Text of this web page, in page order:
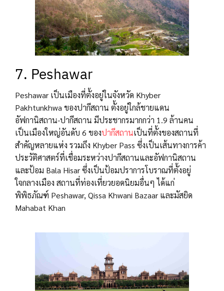
7. Peshawar
Peshawar เป็นเมืองที่ตั้งอยู่ในจังหวัด Khyber
Pakhtunkhwa ของปากีสถาน ตั้งอยู่ใกล้ชายแดน
อัฟกานิสถาน-ปากีสถาน มีประชากรมากกว่า 1.9 ล้านคน
เป็นเมืองใหญ่อันดับ 6 ของปากีสถานเป็นที่ตั้งของสถานที่
สำคัญหลายแห่ง รวมถึง Khyber Pass ซึ่งเป็นเส้นทางการค้า
ประวัติศาสตร์ที่เชื่อมระหว่างปากีสถานและอัฟกานิสถาน
และป้อม Bala Hisar ซึ่งเป็นป้อมปราการโบราณที่ตั้งอยู่
ใจกลางเมือง สถานที่ท่องเที่ยวยอดนิยมอื่นๆ ได้แก่
พิพิธภัณฑ์ Peshawar, Qissa Khwani Bazaar และมัสยิด
Mahabat Khan